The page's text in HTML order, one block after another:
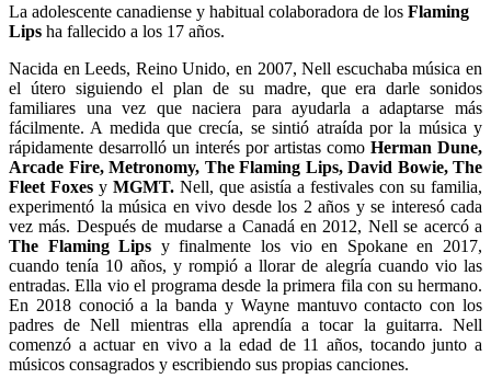
La adolescente canadiense y habitual colaboradora de los Flaming
Lips ha fallecido a los 17 años.
Nacida en Leeds, Reino Unido, en 2007, Nell escuchaba música en
el útero siguiendo el plan de su madre, que era darle sonidos
familiares una vez que naciera para ayudarla a adaptarse más
fácilmente. A medida que crecía, se sintió atraída por la música y
rápidamente desarrolló un interés por artistas como Herman Dune,
Arcade Fire, Metronomy, The Flaming Lips, David Bowie, The
Fleet Foxes y MGMT. Nell, que asistía a festivales con su familia,
experimentó la música en vivo desde los 2 años y se interesó cada
vez más. Después de mudarse a Canadá en 2012, Nell se acercó a
The Flaming Lips y finalmente los vio en Spokane en 2017,
cuando tenía 10 años, y rompió a llorar de alegría cuando vio las
entradas. Ella vio el programa desde la primera fila con su hermano.
En 2018 conoció a la banda y Wayne mantuvo contacto con los
padres de Nell mientras ella aprendía a tocar la guitarra. Nell
comenzó a actuar en vivo a la edad de 11 años, tocando junto a
músicos consagrados y escribiendo sus propias canciones.